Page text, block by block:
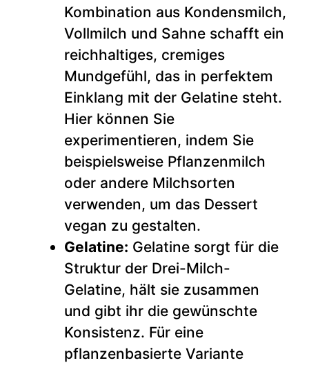
Kombination aus Kondensmilch,
Vollmilch und Sahne schafft ein
reichhaltiges, cremiges
Mundgefühl, das in perfektem
Einklang mit der Gelatine steht.
Hier können Sie
experimentieren, indem Sie
beispielsweise Pflanzenmilch
oder andere Milchsorten
verwenden, um das Dessert
vegan zu gestalten.
Gelatine: Gelatine sorgt für die
Struktur der Drei-Milch-
Gelatine, hält sie zusammen
und gibt ihr die gewünschte
Konsistenz. Für eine
pflanzenbasierte Variante